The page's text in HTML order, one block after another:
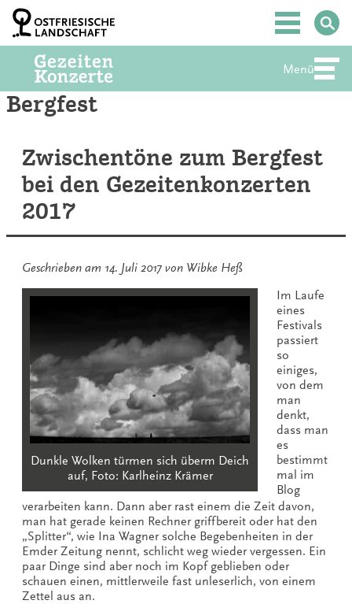
Zum
Inhalt
springen
Hauptmenü
Menü
Bergfest
Zwischentöne zum Bergfest
bei den Gezeitenkonzerten
2017
Geschrieben am 14. Juli 2017 von Wibke Heß
Dunkle Wolken türmen sich überm Deich
auf, Foto: Karlheinz Krämer
Im Laufe
eines
Festivals
passiert
so
einiges,
von dem
man
denkt,
dass man
es
bestimmt
mal im
Blog
verarbeiten kann. Dann aber rast einem die Zeit davon,
man hat gerade keinen Rechner griffbereit oder hat den
„Splitter“, wie Ina Wagner solche Begebenheiten in der
Emder Zeitung nennt, schlicht weg wieder vergessen. Ein
paar Dinge sind aber noch im Kopf geblieben oder
schauen einen, mittlerweile fast unleserlich, von einem
Zettel aus an.